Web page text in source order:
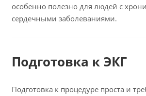
особенно полезно для людей с
сердечными заболеваниями.
Подготовка к ЭКГ
Подготовка к процедуре проста и